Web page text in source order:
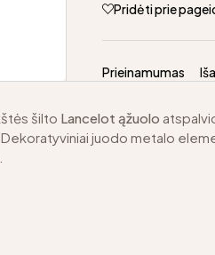
Pridėti prie
Prieinamumas
šilto Lancelot ąžuolo
juodo metalo